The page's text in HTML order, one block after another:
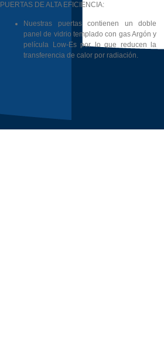
PUERTAS DE ALTA EFICIENCIA:
Nuestras puertas contienen un doble
panel de vidrio templado con gas Argón y
película Low-Es por lo que reducen la
transferencia de calor por radiación.